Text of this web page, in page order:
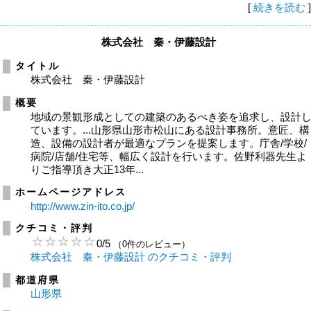
[ 続きを読む ]
株式会社 秦・伊藤設計
タイトル
株式会社 秦・伊藤設計
概要
地域の景観形成としての建築のあるべき姿を追求し、設計
ています。...山形県山形市松山にある設計事務所。意匠、構
造、設備の設計者が最適なプランを提案します。庁舎/学校/
病院/店舗/住宅等、幅広く設計を行います。佐野利器先生よ
りご指導頂き大正13年...
ホームページアドレス
http://www.zin-ito.co.jp/
クチコミ・評判
0/5 （0件のレビュー）
株式会社 秦・伊藤設計 のクチコミ・評判
都道府県
山形県